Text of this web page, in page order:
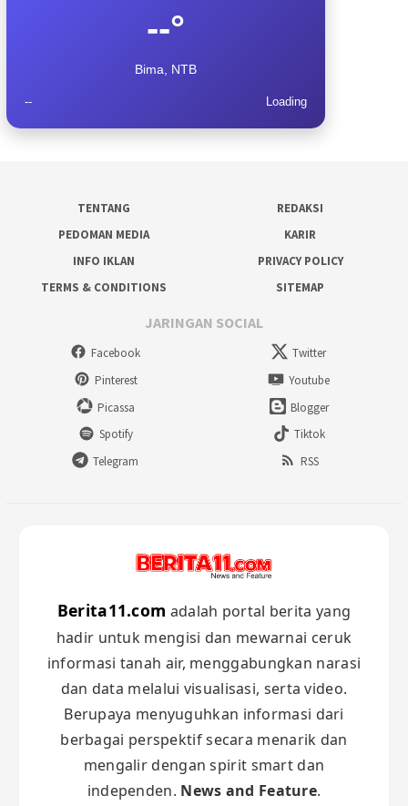
--°
Bima, NTB
-- Loading
TENTANG
REDAKSI
PEDOMAN MEDIA
KARIR
INFO IKLAN
PRIVACY POLICY
TERMS & CONDITIONS
SITEMAP
JARINGAN SOCIAL
Facebook
Twitter
Pinterest
Youtube
Picassa
Blogger
Spotify
Tiktok
Telegram
RSS
Berita11.com adalah portal berita yang
hadir untuk mengisi dan mewarnai ceruk
informasi tanah air, menggabungkan narasi
dan data melalui visualisasi, serta video.
Berupaya menyuguhkan informasi dari
berbagai perspektif secara menarik dan
mengalir dengan spirit smart dan
independen. News and Feature.